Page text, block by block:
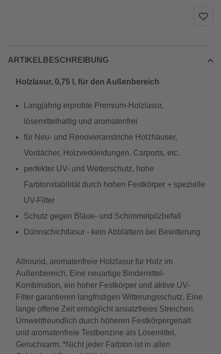
ARTIKELBESCHREIBUNG
Holzlasur, 0,75 l, für den Außenbereich
Langjährig erprobte Premium-Holzlasur,
lösemittelhaltig und aromatenfrei
für Neu- und Renovieranstriche Holzhäuser,
Vordächer, Holzverkleidungen, Carports, etc.
perfekter UV- und Wetterschutz, hohe
Farbtonstabilität durch hohen Festkörper + spezielle
UV-Filter
Schutz gegen Bläue- und Schimmelpilzbefall
Dünnschichtlasur - kein Abblättern bei Bewitterung
Allround, aromatenfreie Holzlasur für Holz im
Außenbereich. Eine neuartige Bindemittel-
Kombination, ein hoher Festkörper und aktive UV-
Filter garantieren langfristigen Witterungsschutz. Eine
lange offene Zeit ermöglicht ansatzfreies Streichen.
Umweltfreundlich durch höheren Festkörpergehalt
und aromatenfreie Testbenzine als Lösemittel.
Geruchsarm. *Nicht jeder Farbton ist in allen